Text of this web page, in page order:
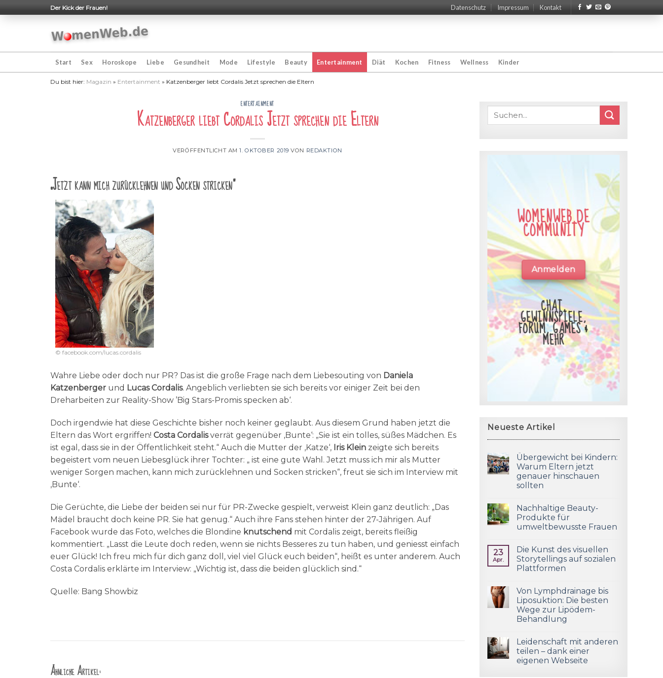
to
Der Kick der Frauen! Datenschutz Impressum Kontakt
Start Sex Horoskope Liebe Gesundheit Mode Lifestyle Beauty Entertainment Diät Kochen Fitness Wellness Kinder
Du bist hier: Magazin » Entertainment » Katzenberger liebt Cordalis Jetzt sprechen die Eltern
ENTERTAINMENT
Katzenberger liebt Cordalis Jetzt sprechen die Eltern
VERÖFFENTLICHT AM1. OKTOBER 2019 VON REDAKTION
„Jetzt kann mich zurücklehnen und Socken stricken“
© facebook.com/lucas.cordalis
Wahre Liebe oder doch nur PR? Das ist die große Frage nach dem Liebesouting von Daniela
Katzenberger und Lucas Cordalis. Angeblich verliebten sie sich bereits vor einiger Zeit bei den
Dreharbeiten zur Reality-Show ’Big Stars-Promis specken ab‘.
Doch irgendwie hat diese Geschichte bisher noch keiner geglaubt. Aus diesem Grund haben jetzt die
Eltern das Wort ergriffen! Costa Cordalisverrät gegenüber ‚Bunte‘: „Sie ist ein tolles, süßes Mädchen. Es
ist egal, dass sie in der Öffentlichkeit steht.“ Auch die Mutter der ‚Katze‘, Iris Klein zeigte sich bereits
begeistert vom neuen Liebesglück ihrer Tochter: „ ist eine gute Wahl. Jetzt muss ich mir als Mutter
weniger Sorgen machen, kann mich zurücklehnen und Socken stricken“, freut sie sich im Interview mit
‚Bunte‘.
Die Gerüchte, die Liebe der beiden sei nur für PR-Zwecke gespielt, verweist Klein ganz deutlich: „Das
Mädel braucht doch keine PR. Sie hat genug.“ Auch ihre Fans stehen hinter der 27-Jährigen. Auf
Facebook wurde das Foto, welches die Blondine knutschend mit Cordalis zeigt, bereits fleißig
kommentiert. „Lasst die Leute doch reden, wenn sie nichts Besseres zu tun haben, und geniesst einfach
euer Glück! Ich freu mich für dich ganz doll, viel viel Glück euch beiden“, heißt es unter anderem. Auch
Costa Cordalis erklärte im Interview: „Wichtig ist, dass die beiden glücklich sind.“
Quelle: Bang Showbiz
Ähnliche Artikel:
WOMENWEB.DE
COMMUNITY
Anmelden
CHAT,
GEWINNSPIELE,
FORUM, GAMES &
MEHR
Neueste Artikel
Übergewicht bei Kindern:
Warum Eltern jetzt
genauer hinschauen
sollten
Nachhaltige Beauty-
Produkte für
umweltbewusste Frauen
23
Apr.
Die Kunst des visuellen
Storytellings auf sozialen
Plattformen
Von Lymphdrainage bis
Liposuktion: Die besten
Wege zur Lipödem-
Behandlung
Leidenschaft mit anderen
teilen – dank einer
eigenen Webseite